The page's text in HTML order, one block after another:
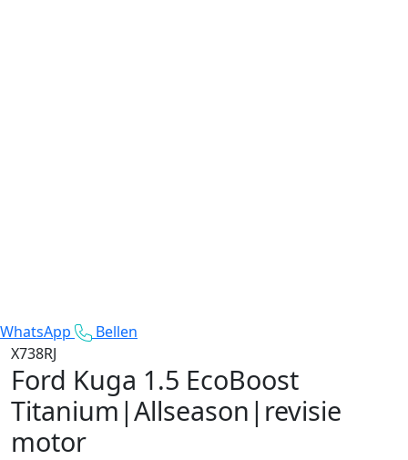
WhatsApp
Bellen
X738RJ
Ford Kuga 1.5 EcoBoost
Titanium|Allseason|revisie
motor